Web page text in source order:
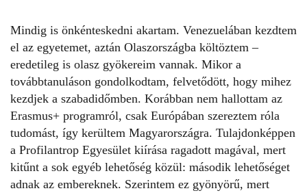
Mindig is önkénteskedni akartam. Venezuelában kezdtem
el az egyetemet, aztán Olaszországba költöztem –
eredetileg is olasz gyökereim vannak. Mikor a
továbbtanuláson gondolkodtam, felvetődött, hogy mihez
kezdjek a szabadidőmben. Korábban nem hallottam az
Erasmus+ programról, csak Európában szereztem róla
tudomást, így kerültem Magyarországra. Tulajdonképpen
a Profilantrop Egyesület kiírása ragadott magával, mert
kitűnt a sok egyéb lehetőség közül: második lehetőséget
adnak az embereknek. Szerintem ez gyönyörű, mert